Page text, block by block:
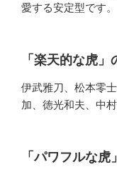
愛する安定型です。
「楽天的な虎
伊武雅刀、松本零
加、徳光和夫、中
「パワフルな虎」